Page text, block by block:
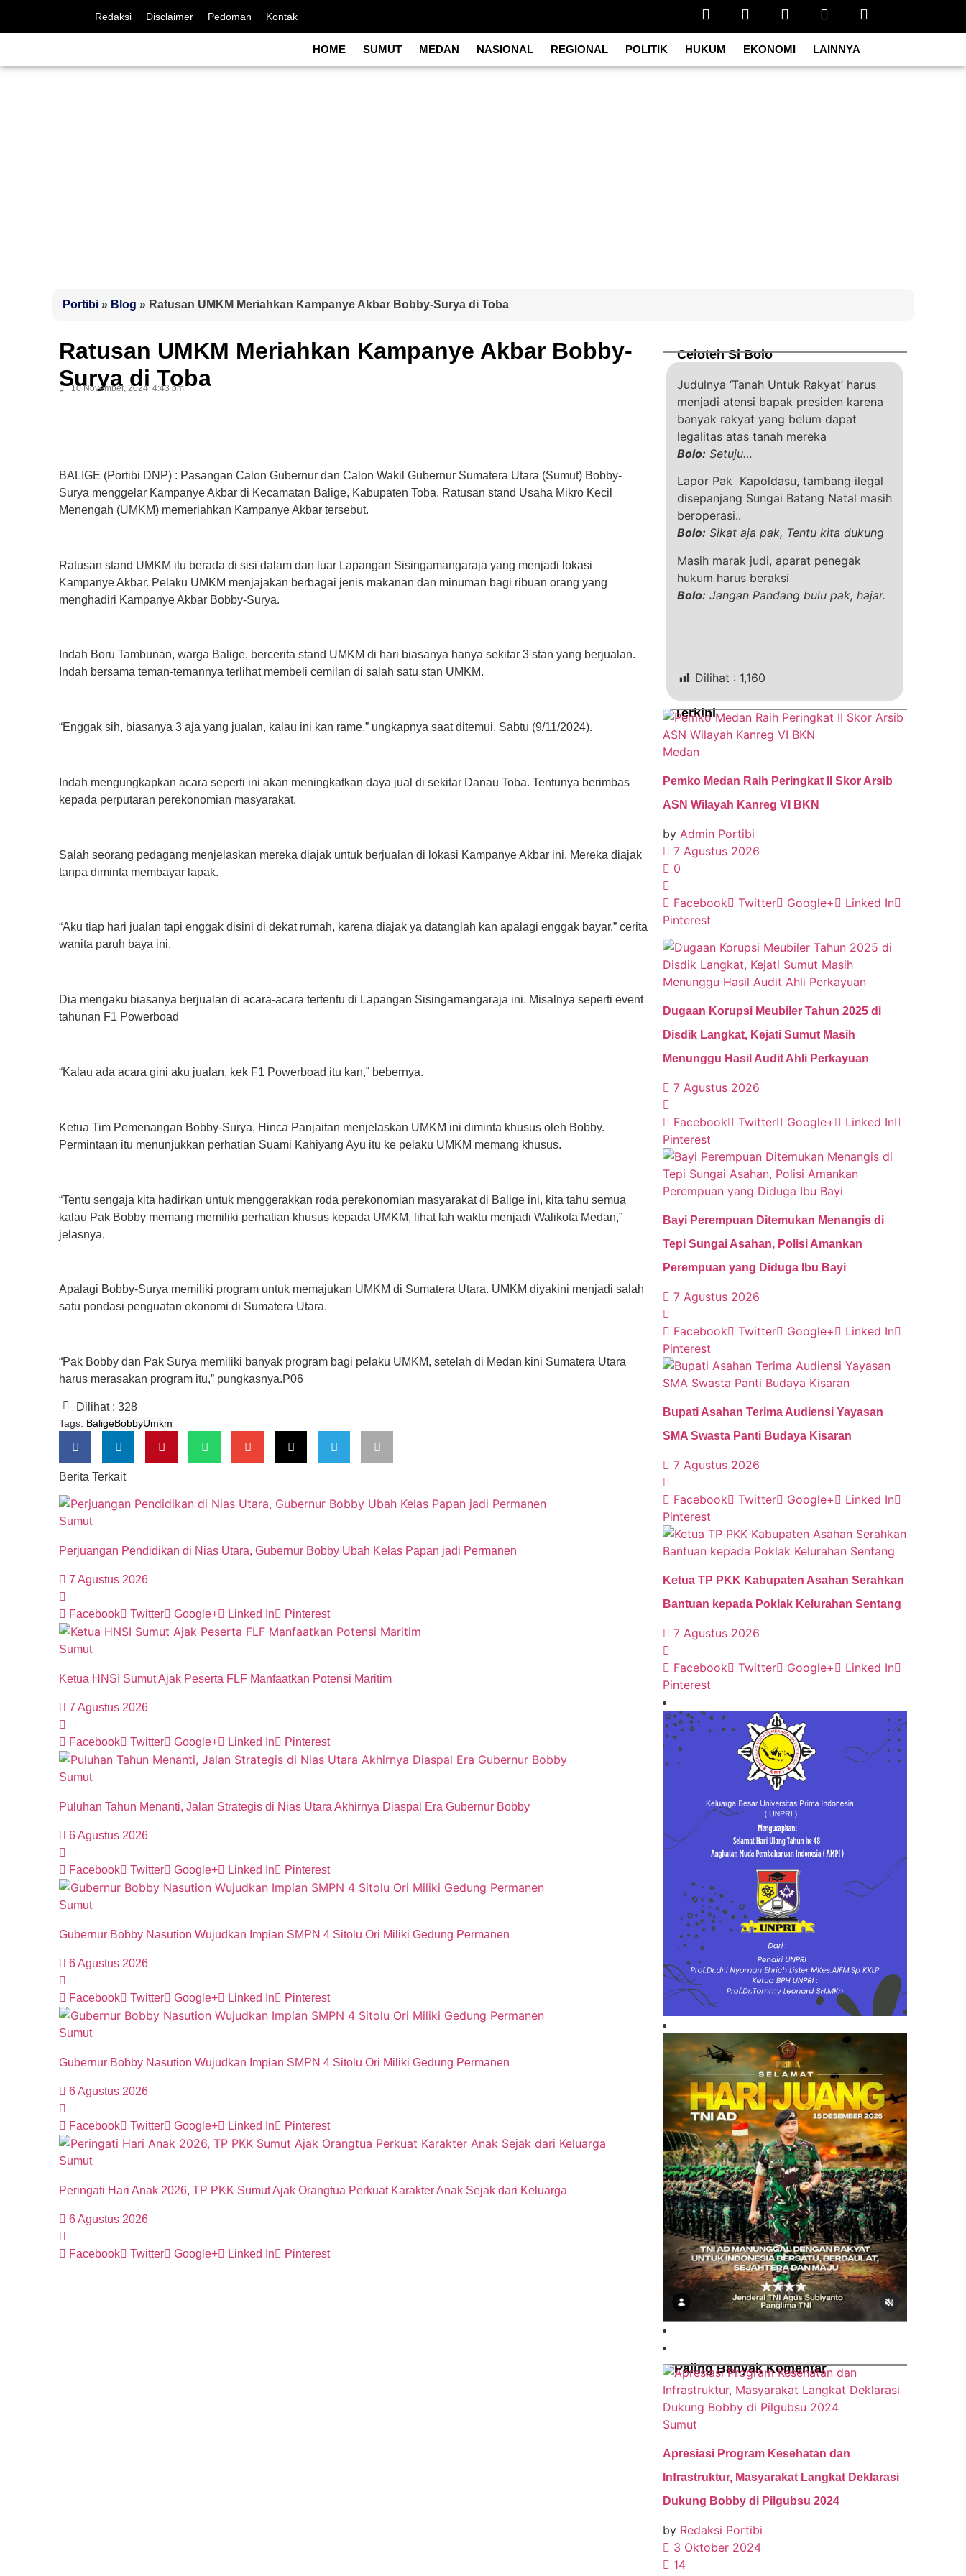
Redaksi Disclaimer Pedoman Kontak
HOME SUMUT MEDAN NASIONAL REGIONAL POLITIK HUKUM EKONOMI LAINNYA
Portibi » Blog » Ratusan UMKM Meriahkan Kampanye Akbar Bobby-Surya di Toba
Ratusan UMKM Meriahkan Kampanye Akbar Bobby-
Surya di Toba
10 November, 2024 4:43 pm
BALIGE (Portibi DNP) : Pasangan Calon Gubernur dan Calon Wakil Gubernur Sumatera Utara (Sumut) Bobby-
Surya menggelar Kampanye Akbar di Kecamatan Balige, Kabupaten Toba. Ratusan stand Usaha Mikro Kecil
Menengah (UMKM) memeriahkan Kampanye Akbar tersebut.
Ratusan stand UMKM itu berada di sisi dalam dan luar Lapangan Sisingamangaraja yang menjadi lokasi
Kampanye Akbar. Pelaku UMKM menjajakan berbagai jenis makanan dan minuman bagi ribuan orang yang
menghadiri Kampanye Akbar Bobby-Surya.
Indah Boru Tambunan, warga Balige, bercerita stand UMKM di hari biasanya hanya sekitar 3 stan yang berjualan.
Indah bersama teman-temannya terlihat membeli cemilan di salah satu stan UMKM.
“Enggak sih, biasanya 3 aja yang jualan, kalau ini kan rame,” ungkapnya saat ditemui, Sabtu (9/11/2024).
Indah mengungkapkan acara seperti ini akan meningkatkan daya jual di sekitar Danau Toba. Tentunya berimbas
kepada perputaran perekonomian masyarakat.
Salah seorang pedagang menjelaskan mereka diajak untuk berjualan di lokasi Kampanye Akbar ini. Mereka diajak
tanpa diminta membayar lapak.
“Aku tiap hari jualan tapi enggak disini di dekat rumah, karena diajak ya datanglah kan apalagi enggak bayar,” cerita
wanita paruh baya ini.
Dia mengaku biasanya berjualan di acara-acara tertentu di Lapangan Sisingamangaraja ini. Misalnya seperti event
tahunan F1 Powerboad
“Kalau ada acara gini aku jualan, kek F1 Powerboad itu kan,” bebernya.
Ketua Tim Pemenangan Bobby-Surya, Hinca Panjaitan menjelaskan UMKM ini diminta khusus oleh Bobby.
Permintaan itu menunjukkan perhatian Suami Kahiyang Ayu itu ke pelaku UMKM memang khusus.
“Tentu sengaja kita hadirkan untuk menggerakkan roda perekonomian masyarakat di Balige ini, kita tahu semua
kalau Pak Bobby memang memiliki perhatian khusus kepada UMKM, lihat lah waktu menjadi Walikota Medan,”
jelasnya.
Apalagi Bobby-Surya memiliki program untuk memajukan UMKM di Sumatera Utara. UMKM diyakini menjadi salah
satu pondasi penguatan ekonomi di Sumatera Utara.
“Pak Bobby dan Pak Surya memiliki banyak program bagi pelaku UMKM, setelah di Medan kini Sumatera Utara
harus merasakan program itu,” pungkasnya.P06
Dilihat : 328
Tags: BaligeBobbyUmkm
Berita Terkait
Sumut
Perjuangan Pendidikan di Nias Utara, Gubernur Bobby Ubah Kelas Papan jadi Permanen
7 Agustus 2026
Facebook Twitter Google+ Linked In Pinterest
Sumut
Ketua HNSI Sumut Ajak Peserta FLF Manfaatkan Potensi Maritim
7 Agustus 2026
Facebook Twitter Google+ Linked In Pinterest
Sumut
Puluhan Tahun Menanti, Jalan Strategis di Nias Utara Akhirnya Diaspal Era Gubernur Bobby
6 Agustus 2026
Facebook Twitter Google+ Linked In Pinterest
Sumut
Gubernur Bobby Nasution Wujudkan Impian SMPN 4 Sitolu Ori Miliki Gedung Permanen
6 Agustus 2026
Facebook Twitter Google+ Linked In Pinterest
Sumut
Gubernur Bobby Nasution Wujudkan Impian SMPN 4 Sitolu Ori Miliki Gedung Permanen
6 Agustus 2026
Facebook Twitter Google+ Linked In Pinterest
Sumut
Peringati Hari Anak 2026, TP PKK Sumut Ajak Orangtua Perkuat Karakter Anak Sejak dari Keluarga
6 Agustus 2026
Facebook Twitter Google+ Linked In Pinterest
Celoteh Si Bolo
Judulnya ‘Tanah Untuk Rakyat’ harus
menjadi atensi bapak presiden karena
banyak rakyat yang belum dapat
legalitas atas tanah mereka
Bolo: Setuju…
Lapor Pak Kapoldasu, tambang ilegal
disepanjang Sungai Batang Natal masih
beroperasi..
Bolo: Sikat aja pak, Tentu kita dukung
Masih marak judi, aparat penegak
hukum harus beraksi
Bolo: Jangan Pandang bulu pak, hajar.
Dilihat : 1,160
Terkini
Medan
Pemko Medan Raih Peringkat II Skor Arsib
ASN Wilayah Kanreg VI BKN
by Admin Portibi
7 Agustus 2026
0
Facebook Twitter Google+
Linked In
Pinterest
Dugaan Korupsi Meubiler Tahun 2025 di
Disdik Langkat, Kejati Sumut Masih
Menunggu Hasil Audit Ahli Perkayuan
7 Agustus 2026
Facebook Twitter Google+
Linked In
Pinterest
Bayi Perempuan Ditemukan Menangis di
Tepi Sungai Asahan, Polisi Amankan
Perempuan yang Diduga Ibu Bayi
7 Agustus 2026
Facebook Twitter Google+
Linked In
Pinterest
Bupati Asahan Terima Audiensi Yayasan
SMA Swasta Panti Budaya Kisaran
7 Agustus 2026
Facebook Twitter Google+
Linked In
Pinterest
Ketua TP PKK Kabupaten Asahan Serahkan
Bantuan kepada Poklak Kelurahan Sentang
7 Agustus 2026
Facebook Twitter Google+
Linked In
Pinterest
Paling Banyak Komentar
Sumut
Apresiasi Program Kesehatan dan
Infrastruktur, Masyarakat Langkat Deklarasi
Dukung Bobby di Pilgubsu 2024
by Redaksi Portibi
3 Oktober 2024
14